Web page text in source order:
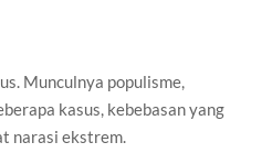
Munculnya populisme,
kasus, kebebasan yang
narasi ekstrem.